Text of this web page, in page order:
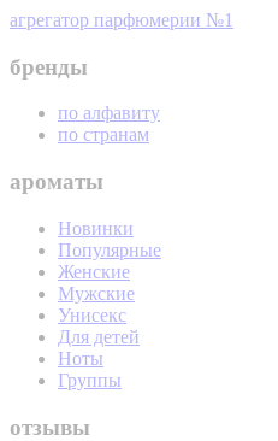
агрегатор парфюмерии №1
бренды
по алфавиту
по странам
ароматы
Новинки
Популярные
Женские
Мужские
Унисекс
Для детей
Ноты
Группы
отзывы